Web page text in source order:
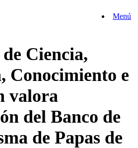
Menú
Ciencia,
Conocimiento e
valora
del Banco de
de Papas de